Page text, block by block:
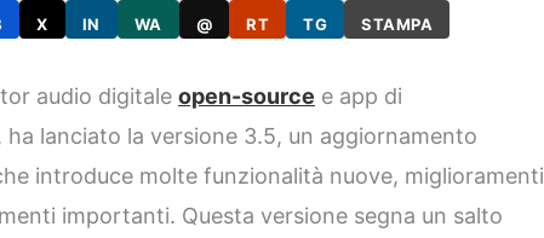
X IN WA @ RT TG STAMPA
audio digitaleopen-source e app di
ha lanciato la versione 3.5, un aggiornamento
introduce molte funzionalità nuove, miglioramenti
importanti. Questa versione segna un salto